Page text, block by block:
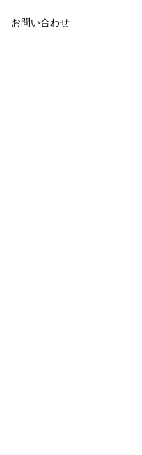
お問い合わせ